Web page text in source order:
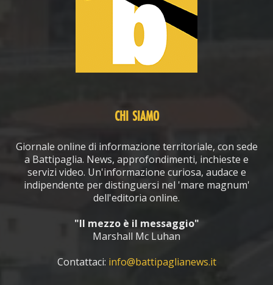
CHI SIAMO
Giornale online di informazione territoriale, con sede
a Battipaglia. News, approfondimenti, inchieste e
servizi video. Un'informazione curiosa, audace e
indipendente per distinguersi nel 'mare magnum'
dell'editoria online.
"Il mezzo è il messaggio"
Marshall Mc Luhan
Contattaci: info@battipaglianews.it